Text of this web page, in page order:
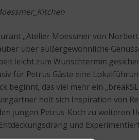
„Atelier Moessmer von
über außergewöhnliche
leicht zum Wunschtermin
für Petrus Gäste eine
das viel mehr ein
holt sich Inspiration von
jungen Petrus-Koch zu weiteren
und